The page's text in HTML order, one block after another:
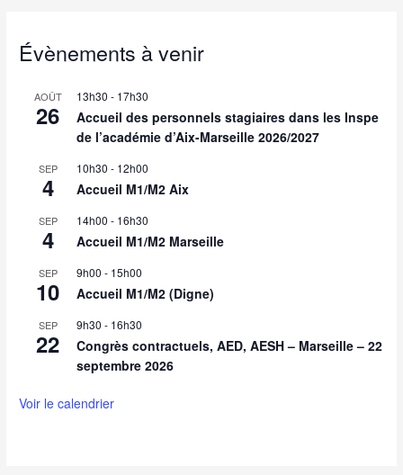
Évènements à venir
AOÛT
26
13h30 - 17h30
Accueil des personnels stagiaires dans les Inspe
de l’académie d’Aix-Marseille 2026/2027
SEP
4
10h30 - 12h00
Accueil M1/M2 Aix
SEP
4
14h00 - 16h30
Accueil M1/M2 Marseille
SEP
10
9h00 - 15h00
Accueil M1/M2 (Digne)
SEP
22
9h30 - 16h30
Congrès contractuels, AED, AESH – Marseille – 22
septembre 2026
Voir le calendrier